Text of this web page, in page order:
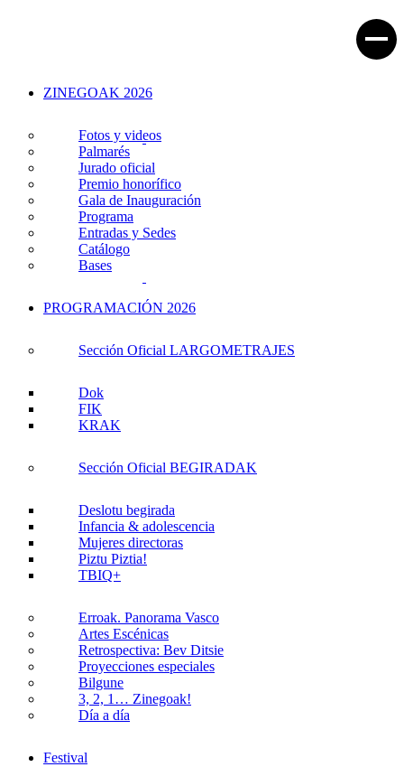
ZINEGOAK 2026
Fotos y videos
Palmarés
Jurado oficial
Premio honorífico
Gala de Inauguración
Programa
Entradas y Sedes
Catálogo
Bases
PROGRAMACIÓN 2026
Sección Oficial LARGOMETRAJES
Dok
FIK
KRAK
Sección Oficial BEGIRADAK
Deslotu begirada
Infancia & adolescencia
Mujeres directoras
Piztu Piztia!
TBIQ+
Erroak. Panorama Vasco
Artes Escénicas
Retrospectiva: Bev Ditsie
Proyecciones especiales
Bilgune
3, 2, 1… Zinegoak!
Día a día
Festival